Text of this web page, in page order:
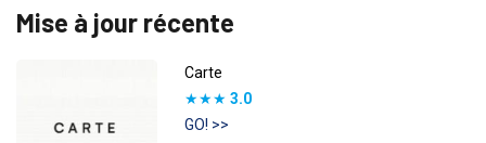
Mise à jour récente
Carte
★★★ 3.0
GO! >>